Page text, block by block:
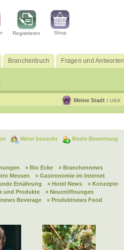
Registrieren Shop
Branchenbuch Fragen und Antworten
Meine Stadt : USA
Meist besucht Beste Bewertung
» Bio Ecke
» Branchennews
Messen
» Gastronomie im Internet
Ernährung » Hotel News
» Konzepte
und Produkte
» Neueröffnungen
Beverage
» Produktnews Food